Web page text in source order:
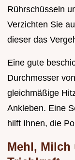
Rührschüsseln
Verzichten Sie
dieser das
Eine gute
Durchmesser
gleichmäßige
Ankleben. Eine
hilft Ihnen, die
Mehl, Milch